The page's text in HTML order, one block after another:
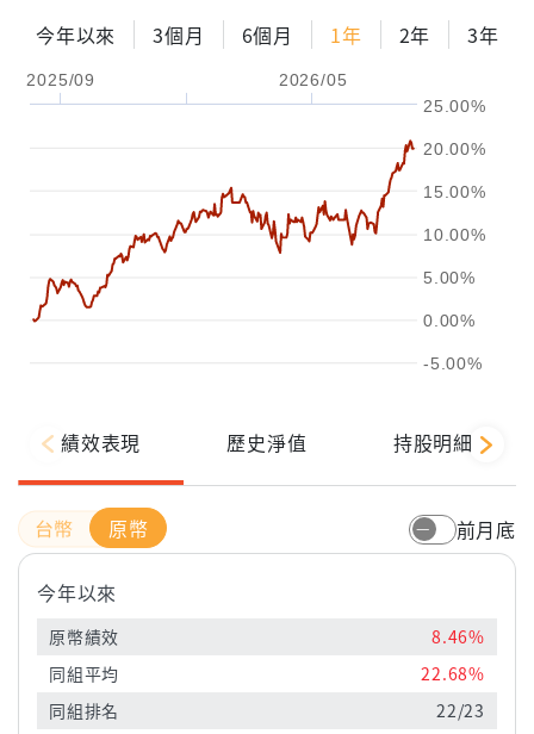
今年以來 3個月 6個月 1年 2年 3年
2025/09 2026/05
-5.00%
0.00%
5.00%
10.00%
15.00%
20.00%
25.00%
0% 年化自由Pay率
3年
試算
績效表現 歷史淨值 持股明細
原幣 前月底
今年以來
原幣績效
8.46%
同組平均
22.68%
同組排名
22/23